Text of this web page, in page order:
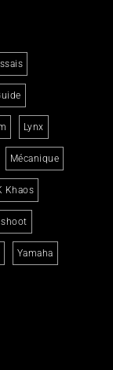
Lynx
Mécanique
Khaos
Yamaha